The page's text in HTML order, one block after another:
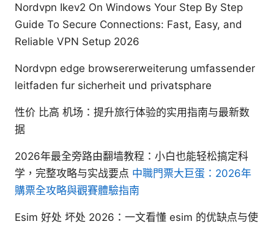
Nordvpn Ikev2 On Windows Your Step By Step
Guide To Secure Connections: Fast, Easy, and
Reliable VPN Setup 2026
Nordvpn edge browsererweiterung umfassender
leitfaden fur sicherheit und privatsphare
性价 比高 机场：提升旅行体验的实用指南与最新数
据
2026年最全旁路由翻墙教程：小白也能轻松搞定科
学，完整攻略与实战要点 中職門票大巨蛋：2026年
購票全攻略與觀賽體驗指南
Esim 好处 坏处 2026：一文看懂 esim 的优缺点与使